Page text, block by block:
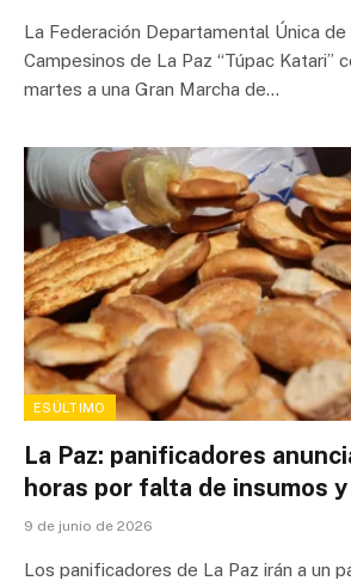
La Federación Departamental Única
Campesinos de La Paz “Túpac Katari”
martes a una Gran Marcha de…
ESÚLTIMO
La Paz: panificadores
horas por falta de insumos
9 de junio de 2026
Los panificadores de La Paz irán a un